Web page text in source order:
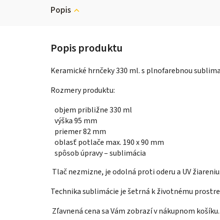
Popis
Keramické hrnčeky 330 ml. s plnofarebnou
Rozmery produktu:
objem približne 330 ml
výška 95 mm
priemer 82 mm
oblasť potlače max. 190 x 90 mm
spôsob úpravy – sublimácia
Tlač nezmizne, je odolná proti oderu a UV
Technika sublimácie je šetrná k životnému
Zľavnená cena sa Vám zobrazí v nákupnom košíku.